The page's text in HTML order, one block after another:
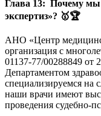
Глава 13: Почему
экспертиз»? 🥇🏆
АНО «Центр
организация с
01137-77/00288849 от
Департаментом
специализируемся на
наши врачи имеют
проведения судебно-